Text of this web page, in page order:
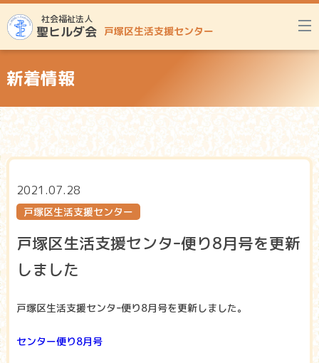
社会福祉法人
聖ヒルダ会 戸塚区生活支援センター
新着情報
2021.07.28
戸塚区生活支援センター
戸塚区生活支援センタｰ便り8月号を更新
しました
戸塚区生活支援センタｰ便り8月号を更新しました。
センター便り8月号